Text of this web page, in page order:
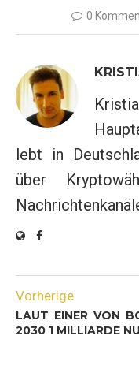
0
lebt in
über
Vorherige
LAUT EINER VON
2030 1 MILLIARDE